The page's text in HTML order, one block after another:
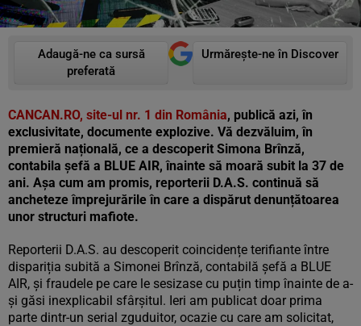
Adaugă-ne ca sursă
preferată
Urmărește-ne în Discover
CANCAN.RO, site-ul nr. 1 din România, publică azi, în
exclusivitate, documente explozive. Vă dezvăluim, în
premieră națională, ce a descoperit Simona Brînză,
contabila șefă a BLUE AIR, înainte să moară subit la 37 de
ani. Așa cum am promis, reporterii D.A.S. continuă să
ancheteze împrejurările în care a dispărut denunțătoarea
unor structuri mafiote.
Reporterii D.A.S. au descoperit coincidențe terifiante între
dispariția subită a Simonei Brînză, contabilă șefă a BLUE
AIR, și fraudele pe care le sesizase cu puțin timp înainte de a-
și găsi inexplicabil sfârșitul. Ieri am publicat doar prima
parte dintr-un serial zguduitor, ocazie cu care am solicitat,